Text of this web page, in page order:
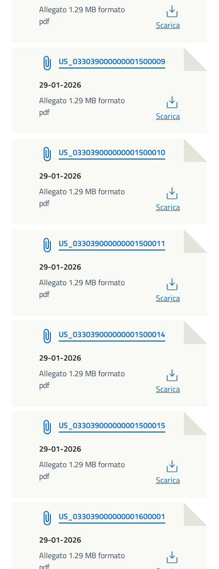
Allegato 1.29 MB formato
pdf
Scarica
US_033039000000001500009
29-01-2026
Allegato 1.29 MB formato
pdf
Scarica
US_033039000000001500010
29-01-2026
Allegato 1.29 MB formato
pdf
Scarica
US_033039000000001500011
29-01-2026
Allegato 1.29 MB formato
pdf
Scarica
US_033039000000001500014
29-01-2026
Allegato 1.29 MB formato
pdf
Scarica
US_033039000000001500015
29-01-2026
Allegato 1.29 MB formato
pdf
Scarica
US_033039000000001600001
29-01-2026
Allegato 1.29 MB formato